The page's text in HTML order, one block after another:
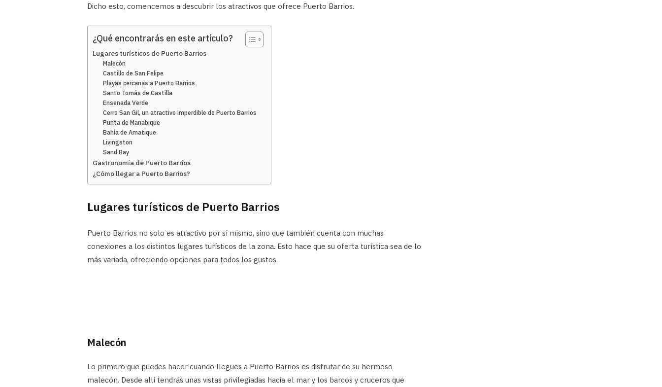
Dicho esto, comencemos a descubrir los atractivos que ofrece Puerto Barrios.
¿Qué encontrarás en este artículo?
Lugares turísticos de Puerto Barrios
Malecón
Castillo de San Felipe
Playas cercanas a Puerto Barrios
Santo Tomás de Castilla
Ensenada Verde
Cerro San Gil, un atractivo imperdible de Puerto Barrios
Punta de Manabique
Bahía de Amatique
Livingston
Sand Bay
Gastronomía de Puerto Barrios
¿Cómo llegar a Puerto Barrios?
Lugares turísticos de Puerto Barrios
Puerto Barrios no solo es atractivo por sí mismo, sino que también cuenta con muchas
conexiones a los distintos lugares turísticos de la zona. Esto hace que su oferta turística sea de lo
más variada, ofreciendo opciones para todos los gustos.
Malecón
Lo primero que puedes hacer cuando llegues a Puerto Barrios es disfrutar de su hermoso
malecón. Desde allí tendrás unas vistas privilegiadas hacia el mar y los barcos y cruceros que